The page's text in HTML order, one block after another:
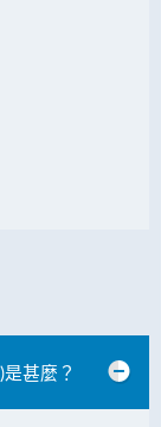
是甚麼？